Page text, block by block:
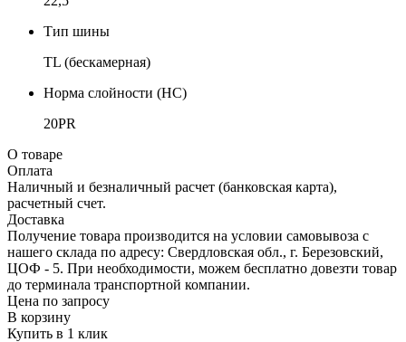
Тип шины
TL (бескамерная)
Норма слойности (НС)
20PR
О товаре
Оплата
Наличный и безналичный расчет (банковская карта),
расчетный счет.
Доставка
Получение товара производится на условии самовывоза с
нашего склада по адресу: Свердловская обл., г. Березовский,
ЦОФ - 5. При необходимости, можем бесплатно довезти товар
до терминала транспортной компании.
Цена по запросу
В корзину
Купить в 1 клик